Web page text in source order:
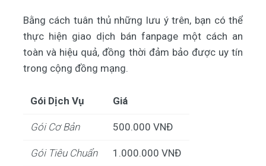
Bằng cách tuân thủ những lưu ý trên, bạn có thể
thực hiện giao dịch bán fanpage một cách an
toàn và hiệu quả, đồng thời đảm bảo được uy tín
trong cộng đồng mạng.
Gói Dịch Vụ Giá
Gói Cơ Bản 500.000 VNĐ
Gói Tiêu Chuẩn 1.000.000 VNĐ